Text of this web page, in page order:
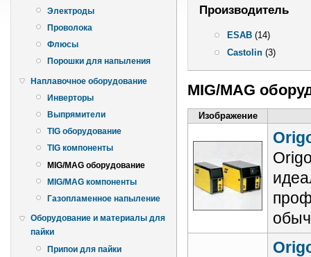
Электроды
Проволока
Флюсы
Порошки для напыления
Наплавочное оборудование
Инверторы
Выпрямители
TIG оборудование
TIG компоненты
MIG/MAG оборудование
MIG/MAG компоненты
Газопламенное напыление
Оборудование и материалы для
пайки
Припои для пайки
Производитель
ESAB (14)
Castolin (3)
MIG/MAG
Изображение